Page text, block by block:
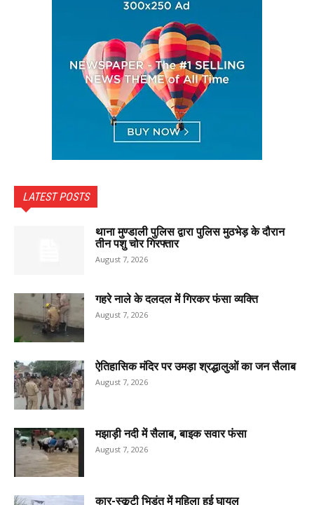
LATEST POSTS
थाना मुण्डाली पुलिस द्वारा पुलिस मुठभेड़ के दौरान
तीन पशु चोर गिरफ्तार
August 7, 2026
गहरे नाले के दलदल में गिरकर फंसा व्यक्ति
August 7, 2026
ऐतिहासिक मंदिर पर उमड़ा श्रद्धालुओं का जन सैलाब
August 7, 2026
मझाड़ी नदी में सैलाब, बाइक सवार फंसा
August 7, 2026
कार-स्कूटी भिड़ंत में महिला हुई घायल